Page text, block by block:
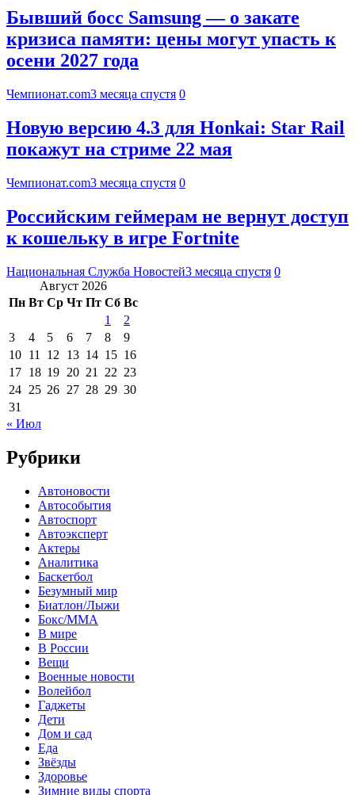
Бывший босс Samsung — о закате
кризиса памяти: цены могут упасть к
осени 2027 года
Чемпионат.com3 месяца спустя 0
Новую версию 4.3 для Honkai: Star Rail
покажут на стриме 22 мая
Чемпионат.com3 месяца спустя 0
Российским геймерам не вернут доступ
к кошельку в игре Fortnite
Национальная Служба Новостей3 месяца спустя 0
Август 2026
Пн Вт Ср Чт Пт Сб Вс
1
2
3
4 5 6 7 8
9
10 11 12 13 14 15 16
17 18 19 20 21 22 23
24 25 26 27 28 29 30
31
« Июл
Рубрики
Автоновости
Автособытия
Автоспорт
Автоэксперт
Актеры
Аналитика
Баскетбол
Безумный мир
Биатлон/Лыжи
Бокс/MMA
В мире
В России
Вещи
Военные новости
Волейбол
Гаджеты
Дети
Дом и сад
Еда
Звёзды
Здоровье
Зимние виды спорта